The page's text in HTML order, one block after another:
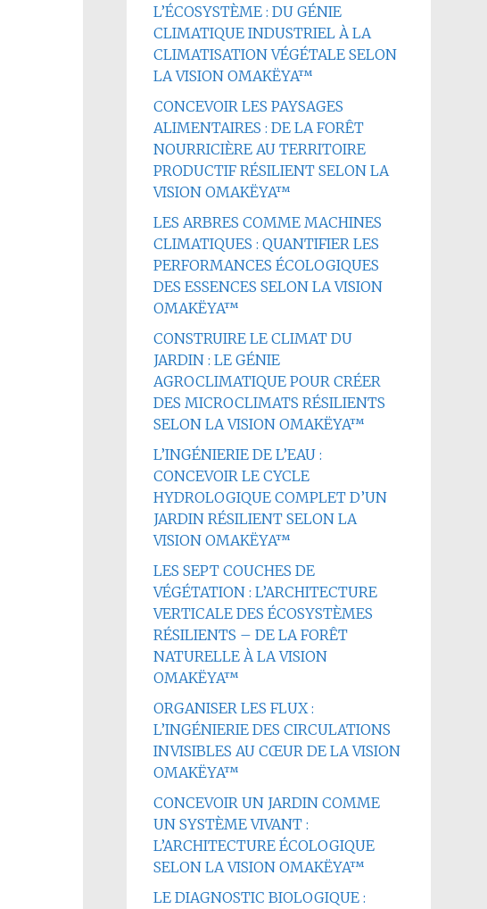
L’ÉCOSYSTÈME : DU GÉNIE
CLIMATIQUE INDUSTRIEL À LA
CLIMATISATION VÉGÉTALE SELON
LA VISION OMAKËYA™
CONCEVOIR LES PAYSAGES
ALIMENTAIRES : DE LA FORÊT
NOURRICIÈRE AU TERRITOIRE
PRODUCTIF RÉSILIENT SELON LA
VISION OMAKËYA™
LES ARBRES COMME MACHINES
CLIMATIQUES : QUANTIFIER LES
PERFORMANCES ÉCOLOGIQUES
DES ESSENCES SELON LA VISION
OMAKËYA™
CONSTRUIRE LE CLIMAT DU
JARDIN : LE GÉNIE
AGROCLIMATIQUE POUR CRÉER
DES MICROCLIMATS RÉSILIENTS
SELON LA VISION OMAKËYA™
L’INGÉNIERIE DE L’EAU :
CONCEVOIR LE CYCLE
HYDROLOGIQUE COMPLET D’UN
JARDIN RÉSILIENT SELON LA
VISION OMAKËYA™
LES SEPT COUCHES DE
VÉGÉTATION : L’ARCHITECTURE
VERTICALE DES ÉCOSYSTÈMES
RÉSILIENTS – DE LA FORÊT
NATURELLE À LA VISION
OMAKËYA™
ORGANISER LES FLUX :
L’INGÉNIERIE DES CIRCULATIONS
INVISIBLES AU CŒUR DE LA VISION
OMAKËYA™
CONCEVOIR UN JARDIN COMME
UN SYSTÈME VIVANT :
L’ARCHITECTURE ÉCOLOGIQUE
SELON LA VISION OMAKËYA™
LE DIAGNOSTIC BIOLOGIQUE :